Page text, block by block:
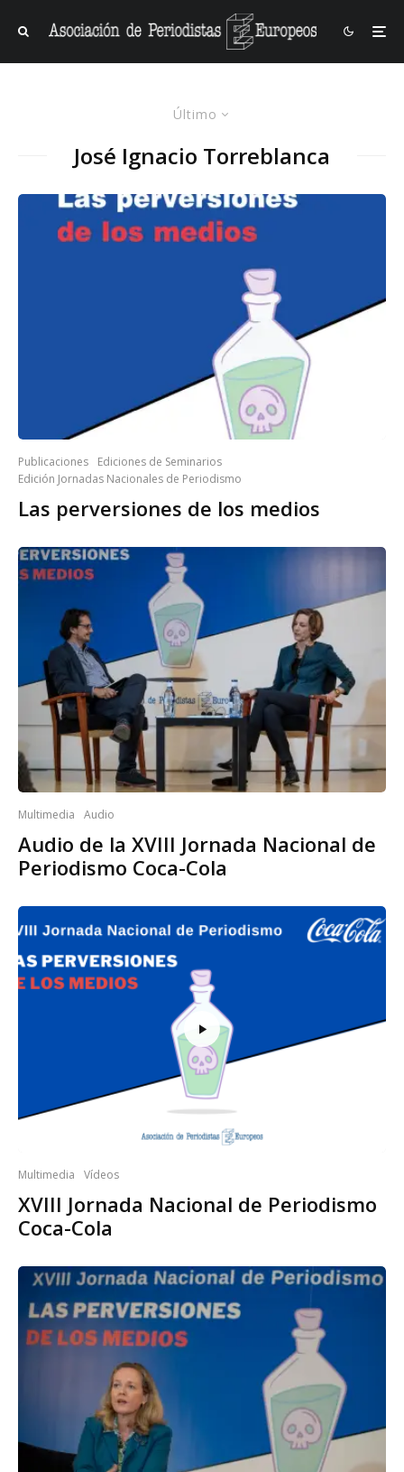
Último
José Ignacio Torreblanca
Publicaciones
Ediciones de Seminarios
Edición Jornadas Nacionales de Periodismo
Las perversiones de los medios
Multimedia Audio
Audio de la XVIII Jornada Nacional de
Periodismo Coca-Cola
Multimedia Vídeos
XVIII Jornada Nacional de Periodismo
Coca-Cola